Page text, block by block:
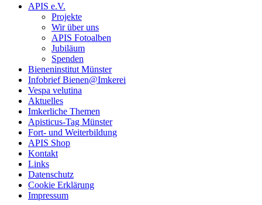
APIS e.V.
Projekte
Wir über uns
APIS Fotoalben
Jubiläum
Spenden
Bieneninstitut Münster
Infobrief Bienen@Imkerei
Vespa velutina
Aktuelles
Imkerliche Themen
Apisticus-Tag Münster
Fort- und Weiterbildung
APIS Shop
Kontakt
Links
Datenschutz
Cookie Erklärung
Impressum